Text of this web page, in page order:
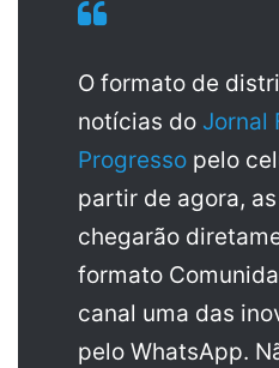
O formato de
notícias do Jornal
Progresso pelo
partir de agora,
chegarão
formato
canal uma das
pelo WhatsApp.